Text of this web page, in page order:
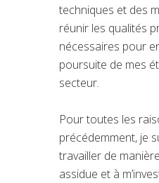
techniques et des
réunir les qualités
nécessaires pour
poursuite de mes
secteur.
Pour toutes les
précédemment, je
travailler de
assidue et à